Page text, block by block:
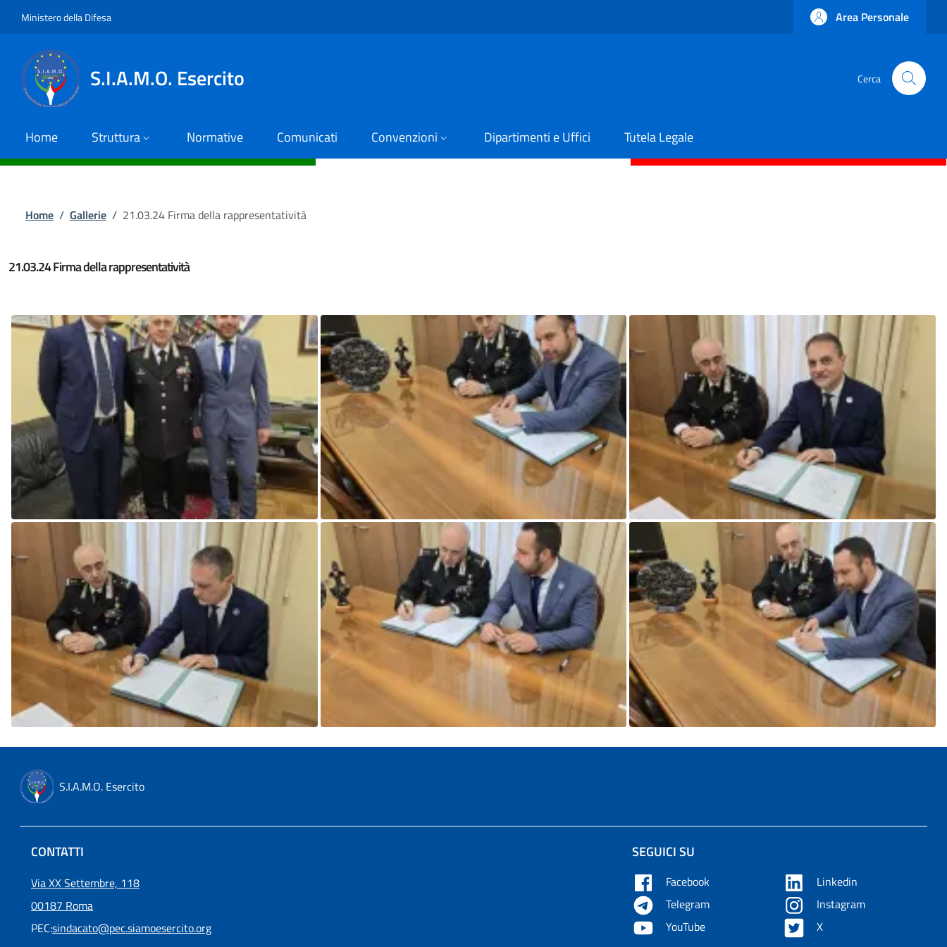
Ministero della Difesa Area Personale
S.I.A.M.O. Esercito Cerca
Home Struttura Normative Comunicati Convenzioni Dipartimenti e Uffici Tutela Legale
Briciole di pane
Home / Gallerie / 21.03.24 Firma della rappresentatività
21.03.24 Firma della rappresentatività
S.I.A.M.O. Esercito
CONTATTI
Via XX Settembre, 118
00187 Roma
PEC:sindacato@pec.siamoesercito.org
SEGUICI SU
Facebook
Telegram
YouTube
Linkedin
Instagram
X